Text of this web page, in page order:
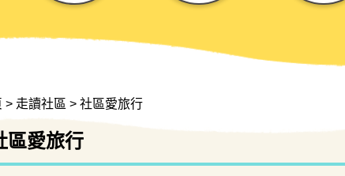
> 走讀社區 > 社區愛旅行
區愛旅行